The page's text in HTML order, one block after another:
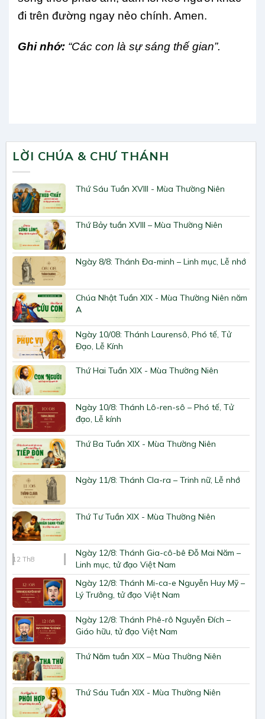
đi trên đường ngay nẻo chính. Amen.
Ghi nhớ: “Các con là sự sáng thế gian”.
LỜI CHÚA & CHƯ THÁNH
Thứ Sáu Tuần XVIII - Mùa Thường Niên
Thứ Bảy tuần XVIII – Mùa Thường Niên
Ngày 8/8: Thánh Đa-minh – Linh mục, Lễ nhớ
Chúa Nhật Tuần XIX - Mùa Thường Niên năm
A
Ngày 10/08: Thánh Laurensô, Phó tế, Tử
Đạo, Lễ Kính
Thứ Hai Tuần XIX - Mùa Thường Niên
Ngày 10/8: Thánh Lô-ren-sô – Phó tế, Tử
đạo, Lễ kính
Thứ Ba Tuần XIX - Mùa Thường Niên
Ngày 11/8: Thánh Cla-ra – Trinh nữ, Lễ nhớ
Thứ Tư Tuần XIX - Mùa Thường Niên
12 Th8
Ngày 12/8: Thánh Gia-cô-bê Đỗ Mai Năm –
Linh mục, tử đạo Việt Nam
Ngày 12/8: Thánh Mi-ca-e Nguyễn Huy Mỹ –
Lý Trưởng, tử đạo Việt Nam
Ngày 12/8: Thánh Phê-rô Nguyễn Đích –
Giáo hữu, tử đạo Việt Nam
Thứ Năm tuần XIX – Mùa Thường Niên
Thứ Sáu Tuần XIX - Mùa Thường Niên